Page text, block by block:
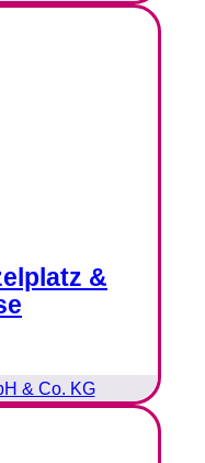
&
& Co. KG